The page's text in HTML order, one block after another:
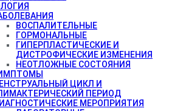
ВОСПАЛИТЕЛЬНЫЕ
ГОРМОНАЛЬНЫЕ
ГИПЕРПЛАСТИЧЕСКИЕ И
ДИСТРОФИЧЕСКИЕ ИЗМЕНЕНИЯ
НЕОТЛОЖНЫЕ СОСТОЯНИЯ
ЦИКЛ И
ПЕРИОД
МЕРОПРИЯТИЯ